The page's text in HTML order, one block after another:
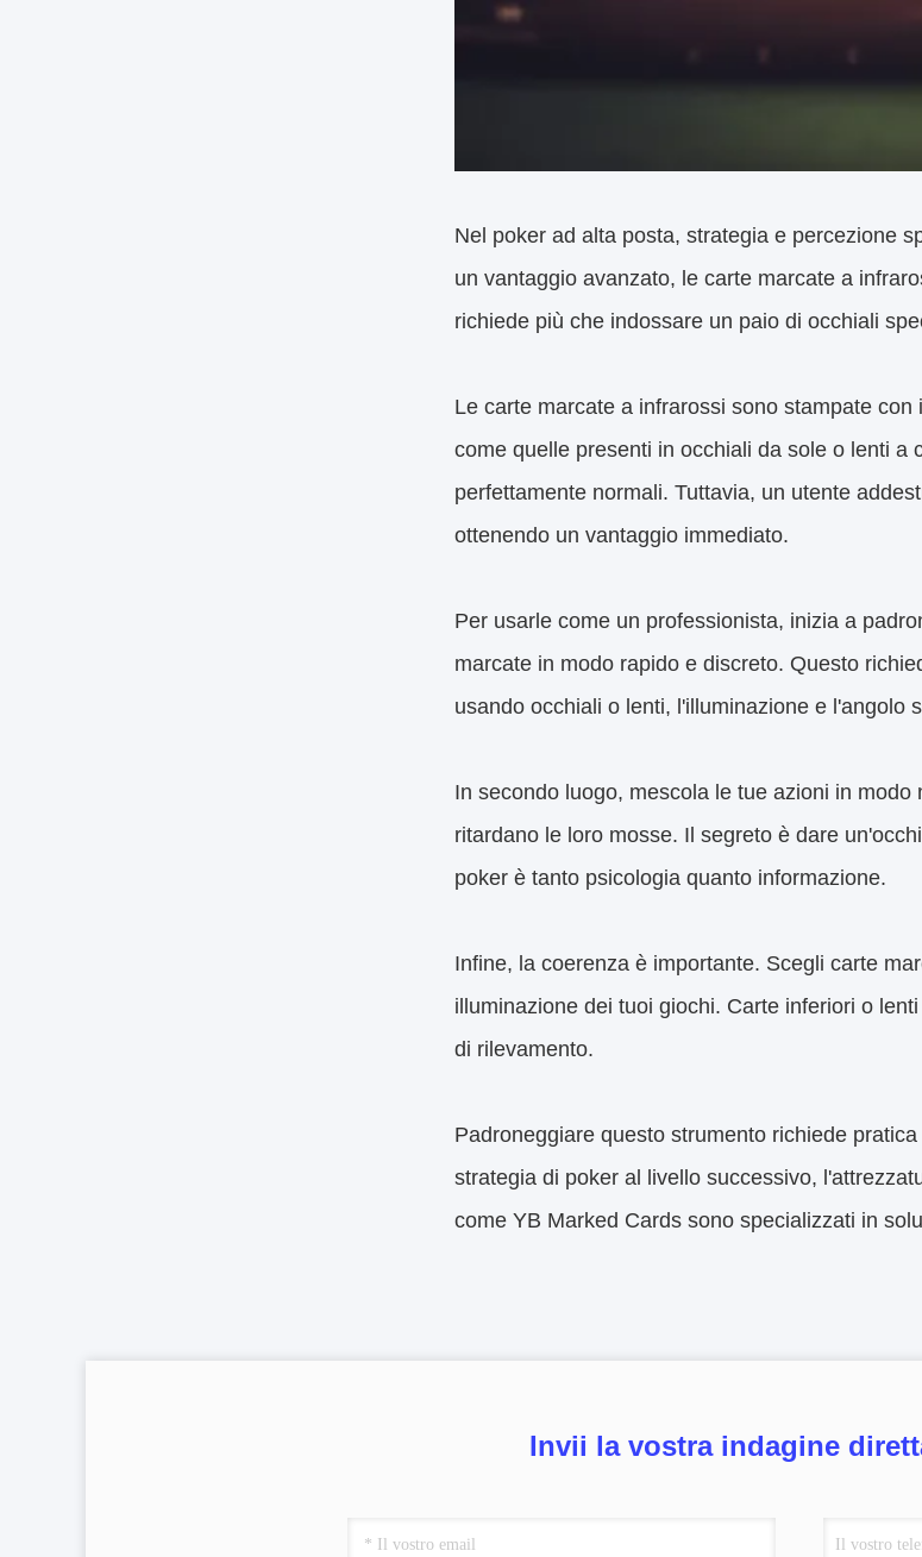
Nel poker ad alta posta, strategia e percezione
un vantaggio avanzato, le carte marcate a
richiede più che indossare un paio di occhiali
Le carte marcate a infrarossi sono stampate
come quelle presenti in occhiali da sole o lenti
perfettamente normali. Tuttavia, un utente
ottenendo un vantaggio immediato.
Per usarle come un professionista, inizia a
marcate in modo rapido e discreto. Questo
usando occhiali o lenti, l'illuminazione e l'angolo
In secondo luogo, mescola le tue azioni in
ritardano le loro mosse. Il segreto è dare
poker è tanto psicologia quanto informazione.
Infine, la coerenza è importante. Scegli carte
illuminazione dei tuoi giochi. Carte inferiori o
di rilevamento.
Padroneggiare questo strumento richiede
strategia di poker al livello successivo,
come YB Marked Cards sono specializzati in
Invii la vostra indagine